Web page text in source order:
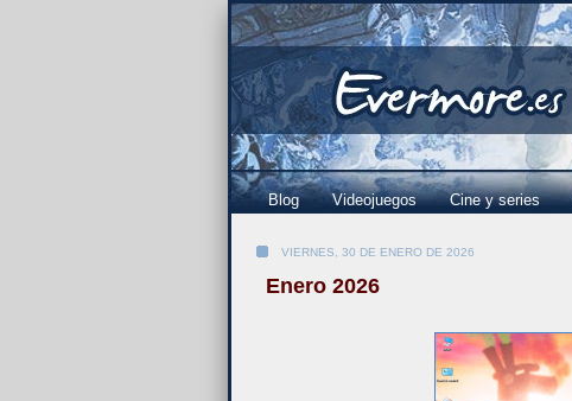
Blog Videojuegos Cine y series
VIERNES, 30 DE ENERO DE 2026
Enero 2026